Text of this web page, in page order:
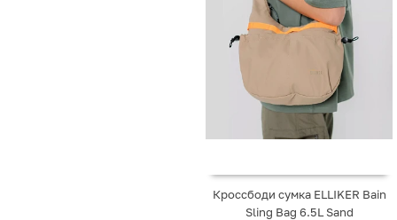
Кроссбоди сумка ELLIKER Bain
Sling Bag 6.5L Sand